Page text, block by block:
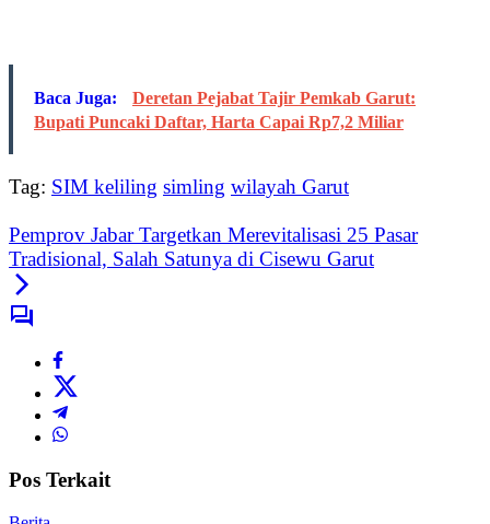
Baca Juga:
Deretan Pejabat Tajir Pemkab Garut:
Bupati Puncaki Daftar, Harta Capai Rp7,2 Miliar
Tag: SIM keliling simling wilayah Garut
Pemprov Jabar Targetkan Merevitalisasi 25 Pasar
Tradisional, Salah Satunya di Cisewu Garut
Pos Terkait